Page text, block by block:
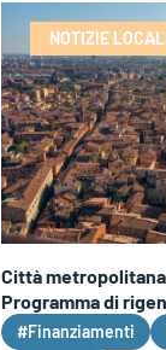
NOTIZIE
Città
Programma di
#Finanziamenti